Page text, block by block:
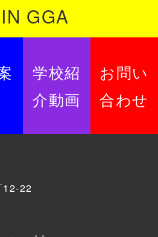
GGA
学校紹
介動画
お問い
合わせ
12-22